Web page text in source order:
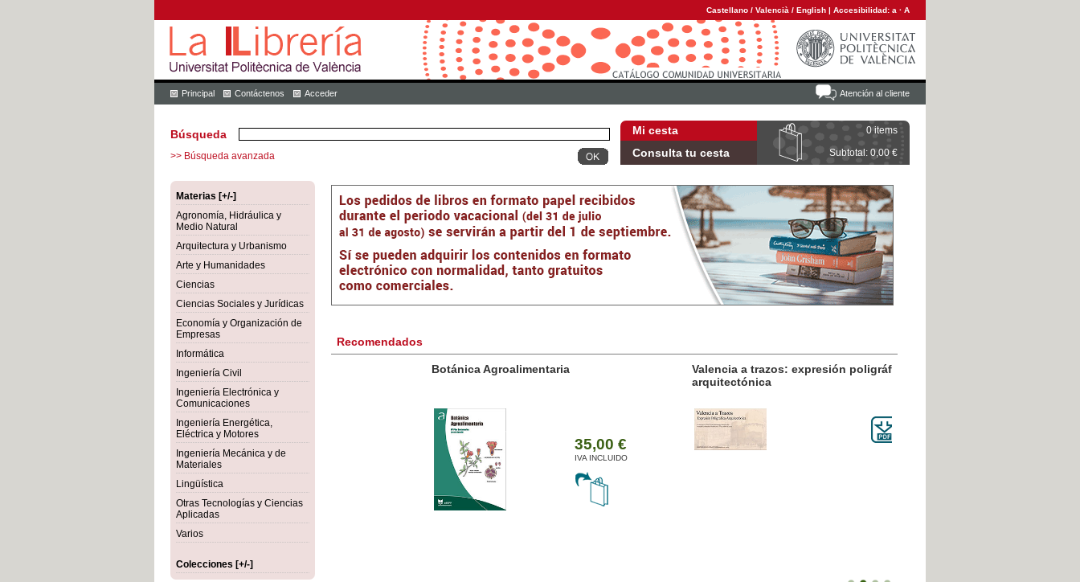
Castellano / Valencià / English | Accesibilidad: a · A
Atención al cliente
Principal Contáctenos Acceder
Mi cesta 0 items
Consulta tu cesta Subtotal: 0,00 €
Búsqueda
>> Búsqueda avanzada
Materias [+/-]
Agronomía, Hidráulica y
Medio Natural
Arquitectura y Urbanismo
Arte y Humanidades
Ciencias
Ciencias Sociales y Jurídicas
Economía y Organización de
Empresas
Informática
Ingeniería Civil
Ingeniería Electrónica y
Comunicaciones
Ingeniería Energética,
Eléctrica y Motores
Ingeniería Mecánica y de
Materiales
Lingüística
Otras Tecnologías y Ciencias
Aplicadas
Varios
Colecciones [+/-]
Recomendados
Botánica Agroalimentaria
35,00 €
IVA INCLUIDO
Valencia a trazos: expresión poligráfica